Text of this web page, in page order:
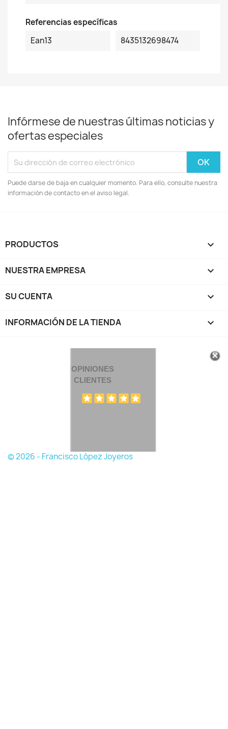
Referencias específicas
Ean13
8435132698474
Infórmese de nuestras últimas noticias y
ofertas especiales
Puede darse de baja en cualquier momento. Para ello, consulte nuestra
información de contacto en el aviso legal.
PRODUCTOS 
NUESTRA EMPRESA 
SU CUENTA 
INFORMACIÓN DE LA TIENDA keyboard_arrow_down
OPINIONES
CLIENTES
© 2026 - Francisco López Joyeros